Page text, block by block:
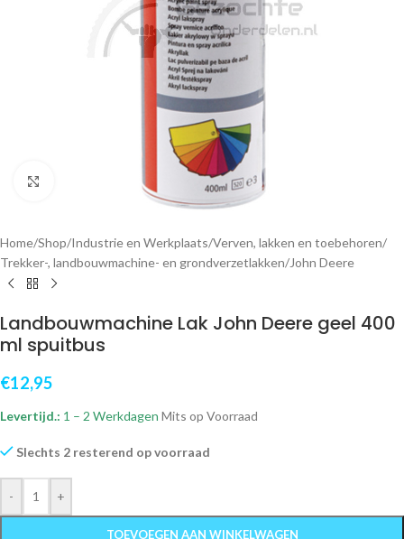
Klik om te vergroten
Home/Shop/Industrie en Werkplaats/Verven, lakken en toebehoren/
Trekker-, landbouwmachine- en grondverzetlakken/John Deere
Landbouwmachine Lak John Deere geel 400
ml spuitbus
€12,95
Levertijd.: 1 – 2 Werkdagen Mits op Voorraad
Slechts 2 resterend op voorraad
- +
TOEVOEGEN AAN WINKELWAGEN